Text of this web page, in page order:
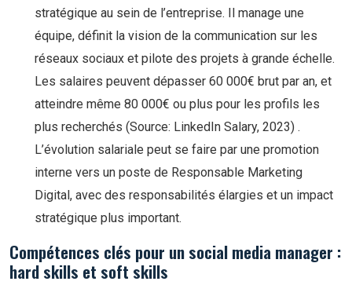
stratégique au sein de l’entreprise. Il manage une
équipe, définit la vision de la communication sur les
réseaux sociaux et pilote des projets à grande échelle.
Les salaires peuvent dépasser 60 000€ brut par an, et
atteindre même 80 000€ ou plus pour les profils les
plus recherchés (Source: LinkedIn Salary, 2023) .
L’évolution salariale peut se faire par une promotion
interne vers un poste de Responsable Marketing
Digital, avec des responsabilités élargies et un impact
stratégique plus important.
Compétences clés pour un social media manager :
hard skills et soft skills